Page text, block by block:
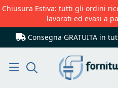
Chiusura Estiva: tutti gli ordini
lavorati ed evasi a
Consegna GRATUITA in